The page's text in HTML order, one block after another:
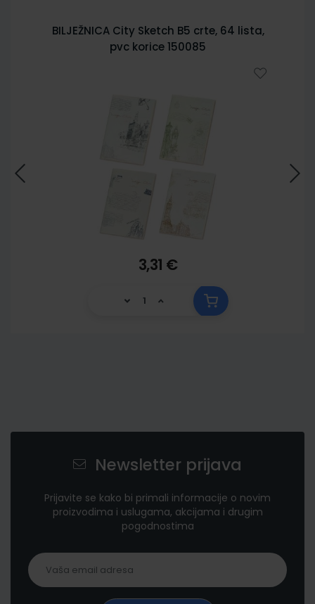
BILJEŽNICA City Sketch B5 crte, 64 lista,
pvc korice 150085
3,31 €
Newsletter prijava
Prijavite se kako bi primali informacije o novim
proizvodima i uslugama, akcijama i drugim
pogodnostima